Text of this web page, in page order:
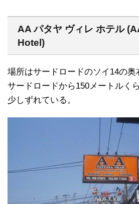
AA パタヤ ヴィレ ホテル
Hotel)
場所はサードロードのソイ14の奥
サードロードから150メートルく
少しずれている。